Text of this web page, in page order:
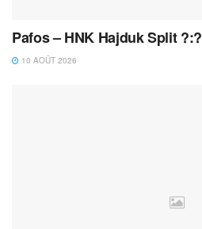
Pafos – HNK Hajduk Split ?:?
10 AOÛT 2026